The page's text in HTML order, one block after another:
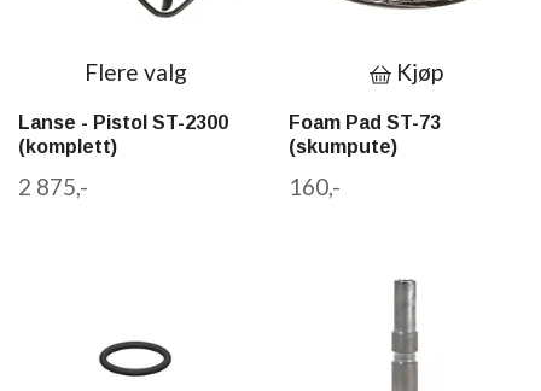
Flere valg
Lanse - Pistol ST-2300
(komplett)
2 875,-
Kjøp
Foam Pad ST-73
(skumpute)
160,-